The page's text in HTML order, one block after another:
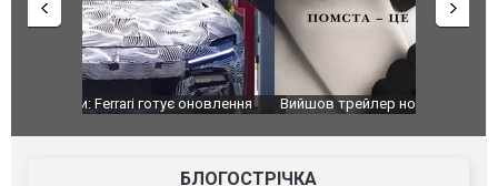
Вийшов трейлер нової екранізації легендарного
БЛОГОСТРІЧКА